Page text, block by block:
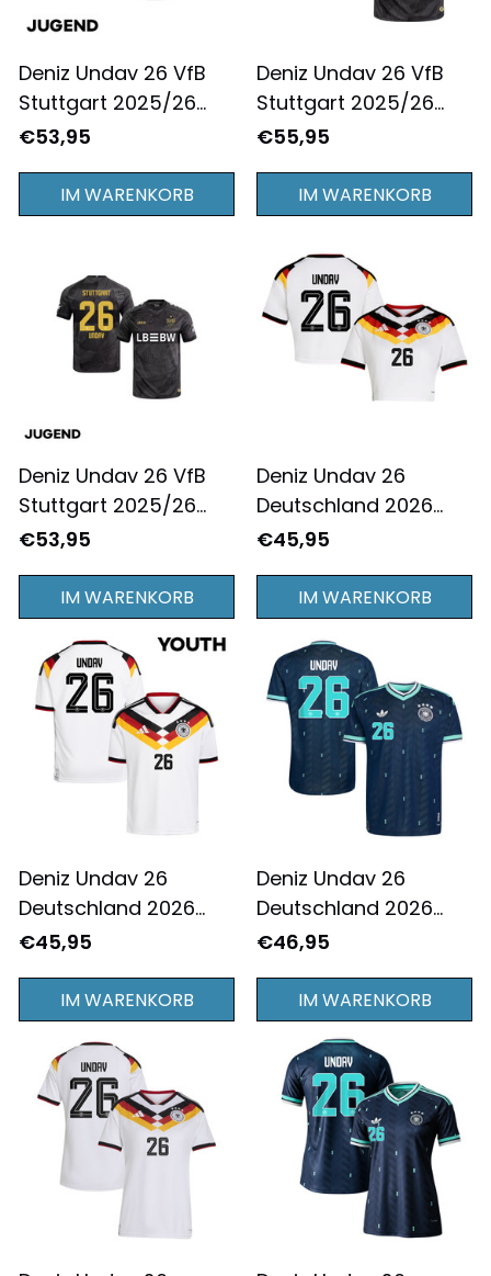
Deniz Undav 26 VfB
Stuttgart 2025/26
JUGEND
€53,95
IM WARENKORB
Deniz Undav 26 VfB
Stuttgart 2025/26
Ausweichtrikot Herren
€55,95
IM WARENKORB
Deniz Undav 26 VfB
Stuttgart 2025/26
JUGEND
Schwarz
€53,95
IM WARENKORB
Deniz Undav 26
Deutschland 2026
Damen
Heim Trikot - Weiß
€45,95
IM WARENKORB
Deniz Undav 26
Deutschland 2026
Jugend Heim Trikot -
€45,95
IM WARENKORB
Deniz Undav 26
Deutschland 2026
Auswärts Trikot -
€46,95
IM WARENKORB